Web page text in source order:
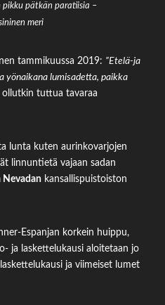
pikku pätkän paratiisia –
meri
tammikuussa 2019: ”Etelä-ja
yönaikana lumisadetta, paikka
ollutkin tuttua tavaraa
lunta kuten aurinkovarjojen
linnuntietä vajaan sadan
Nevadankansallispuistoiston
Espanjan korkein huippu,
ja laskettelukausi aloitetaan jo
ja viimeiset lumet